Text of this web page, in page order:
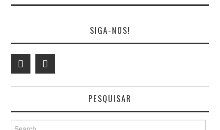
SIGA-NOS!
PESQUISAR
Search